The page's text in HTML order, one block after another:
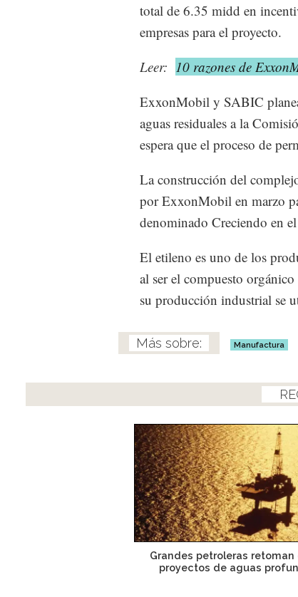
total de 6.35 midd en
empresas para el proyecto.
Leer: 10 razones de
ExxonMobil y SABIC
aguas residuales a la
espera que el proceso de
La construcción del
por ExxonMobil en marzo
denominado Creciendo en
El etileno es uno de los
al ser el compuesto
su producción industrial se
Manufactura
Grandes petroleras retoman
proyectos de aguas